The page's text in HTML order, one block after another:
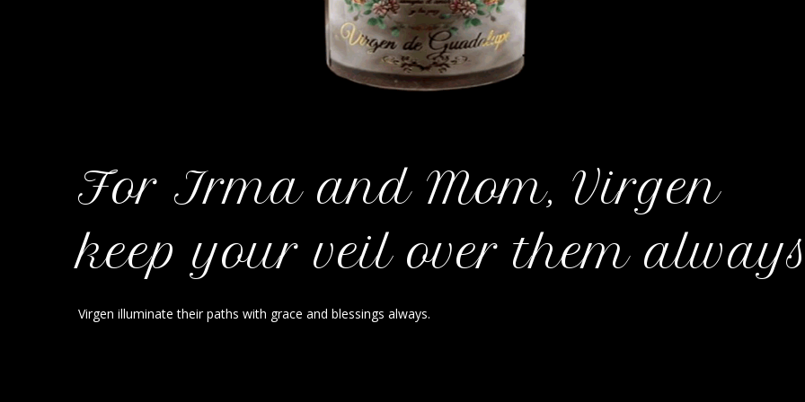
For Irma and Mom, Virgen
keep your veil over them
Virgen illuminate their paths with grace and blessings always.